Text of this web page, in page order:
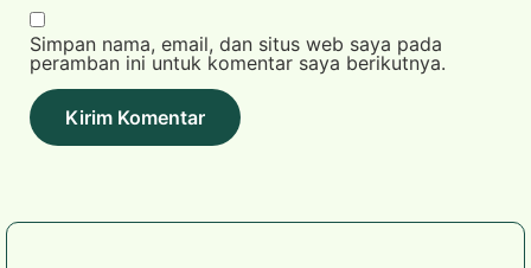
Simpan nama, email, dan situs web saya pada
peramban ini untuk komentar saya berikutnya.